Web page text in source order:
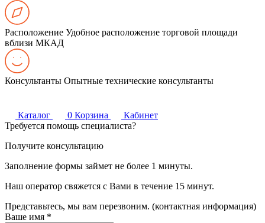
Расположение Удобное расположение торговой площади
вблизи МКАД
Консультанты Опытные технические консультанты
Каталог 0 Корзина
Кабинет
Требуется помощь специалиста?
Получите консультацию
Заполнение формы займет не более 1 минуты.
Наш оператор свяжется с Вами в течение 15 минут.
Представьтесь, мы вам перезвоним. (контактная информация)
Ваше имя *